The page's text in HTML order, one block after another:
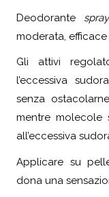
Deodorante spray
moderata, efficace
Gli attivi
l’eccessiva
senza
mentre molecole
all’eccessiva
Applicare su
dona una